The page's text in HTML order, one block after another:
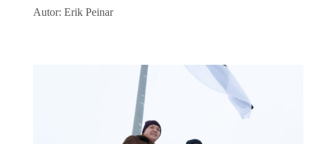
Autor: Erik Peinar